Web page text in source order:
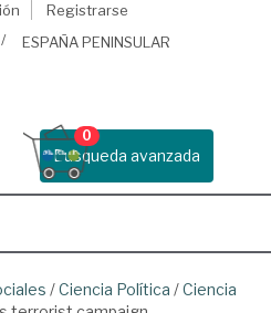
Registrarse
ESPAÑA PENINSULAR
Busqueda avanzada
0
/Ciencia Política /Ciencia